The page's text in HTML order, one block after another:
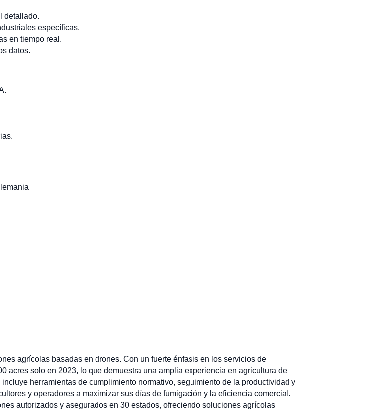
detallado.
específicas.
en tiempo real.
datos.
agrícolas basadas en drones. Con un fuerte énfasis en los servicios de
acres solo en 2023, lo que demuestra una amplia experiencia en agricultura de
herramientas de cumplimiento normativo, seguimiento de la productividad y
y operadores a maximizar sus días de fumigación y la eficiencia comercial.
autorizados y asegurados en 30 estados, ofreciendo soluciones agrícolas